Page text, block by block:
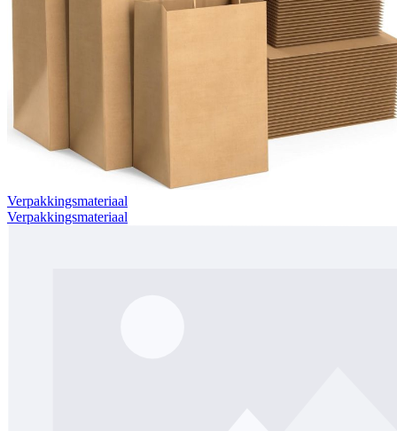
Verpakkingsmateriaal
Verpakkingsmateriaal